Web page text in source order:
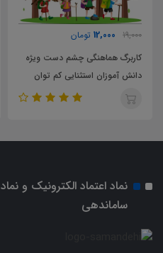
24,000 تومان
پاورپوینت مراحل بند نویسی
نماد اعتماد الکترونیک و نماد
ساماندهی